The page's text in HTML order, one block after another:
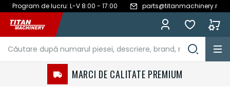
Program de lucru: L-V 8:00 - 17:00 parts@titanmachinery.ro
Mergeți
la
Conținut
MARCI DE CALITATE PREMIUM